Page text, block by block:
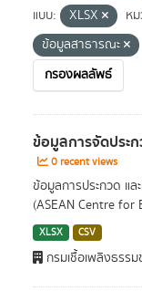
แบบ:
XLSX
ห
ข้อมูลสาธารณะ
กรองผลลัพธ์
ข้อมูลการจัดประก
0 recent views
ข้อมูลการประกวด แ
(ASEAN Centre for
XLSX CSV
กรมเชื้อเพลิงธรร